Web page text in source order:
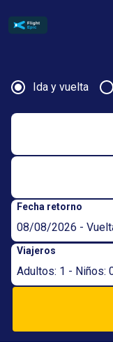
Ida y vuelta
Fecha retorno
08/08/2026 -
Viajeros
Adultos: 1 - Niños: